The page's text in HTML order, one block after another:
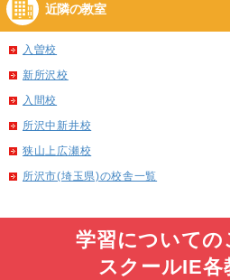
近隣の教室
入曽校
新所沢校
入間校
所沢中新井校
狭山上広瀬校
所沢市(埼玉県)の校舎一覧
学習についての
スクールIE各